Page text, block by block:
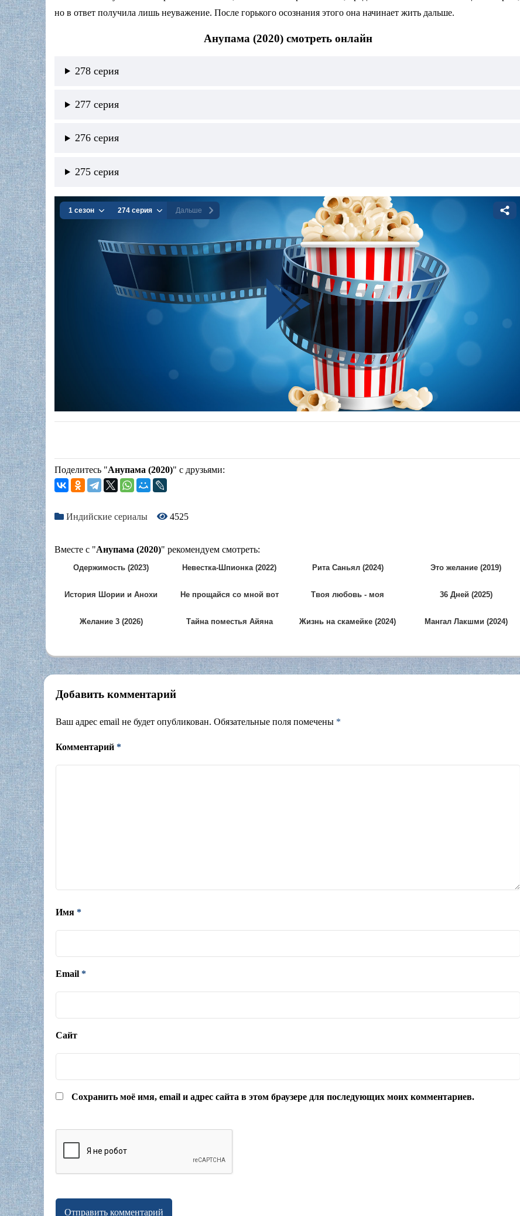
но в ответ получила лишь неуважение. После горького осознания этого она начинает жить дальше.
Анупама (2020) смотреть онлайн
278 серия
277 серия
276 серия
275 серия
Поделитесь "Анупама (2020)" с друзьями:
Индийские сериалы 4525
Вместе с "Анупама (2020)" рекомендуем смотреть:
Одержимость (2023) Невестка-Шпионка (2022) Рита Саньял (2024) Это желание (2019)
История Шории и Анохи
Не прощайся со мной вот
Твоя любовь - моя
36 Дней (2025)
Желание 3 (2026)
Тайна поместья Айяна
Жизнь на скамейке (2024) Мангал Лакшми (2024)
Добавить комментарий
Ваш адрес email не будет опубликован. Обязательные поля помечены *
Комментарий *
Имя *
Email *
Сайт
Сохранить моё имя, email и адрес сайта в этом браузере для последующих моих комментариев.